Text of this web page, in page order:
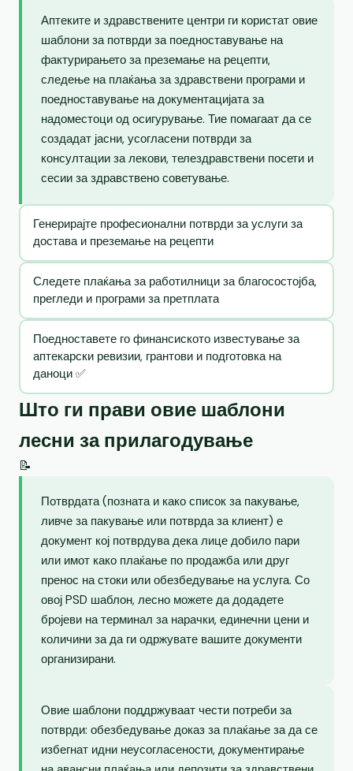
Аптеките и здравствените центри ги користат овие
шаблони за потврди за поедноставување на
фактурирањето за преземање на рецепти,
следење на плаќања за здравствени програми и
поедноставување на документацијата за
надоместоци од осигурување. Тие помагаат да се
создадат јасни, усогласени потврди за
консултации за лекови, телездравствени посети и
сесии за здравствено советување.
Генерирајте професионални потврди за услуги за
достава и преземање на рецепти
Следете плаќања за работилници за благосостојба,
прегледи и програми за претплата
Поедноставете го финансиското известување за
аптекарски ревизии, грантови и подготовка на
даноци ✅
Што ги прави овие шаблони
лесни за прилагодување
📝
Потврдата (позната и како список за пакување,
ливче за пакување или потврда за клиент) е
документ кој потврдува дека лице добило пари
или имот како плаќање по продажба или друг
пренос на стоки или обезбедување на услуга. Со
овој PSD шаблон, лесно можете да додадете
бројеви на терминал за нарачки, единечни цени и
количини за да ги одржувате вашите документи
организирани.
Овие шаблони поддржуваат чести потреби за
потврди: обезбедување доказ за плаќање за да се
избегнат идни неусогласености, документирање